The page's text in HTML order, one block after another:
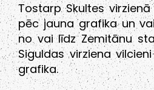
Tostarp Skultes
pēc jauna grafika un
no vai līdz Zemitānu
Siguldas virziena
grafika.